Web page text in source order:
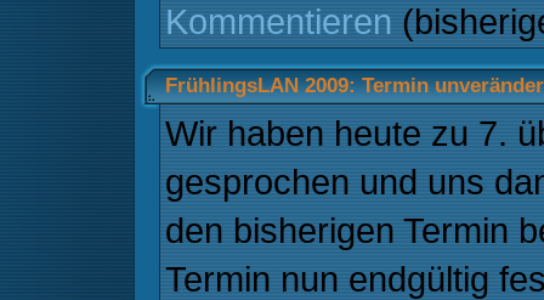
Kommentieren
FrühlingsLAN 2009: Termin
Wir haben heute zu 7.
gesprochen und uns
den bisherigen Termin
Termin nun endgültig